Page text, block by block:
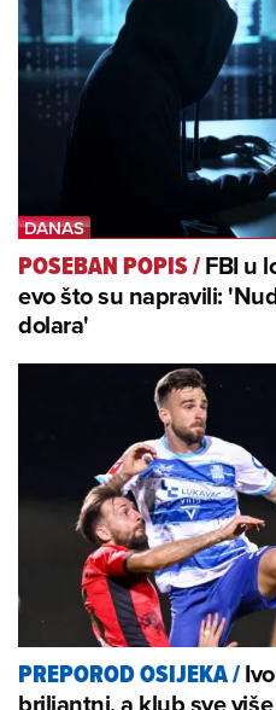
POSEBAN POPIS/FBI u
evo što su napravili:
dolara'
PREPOROD OSIJEKA/